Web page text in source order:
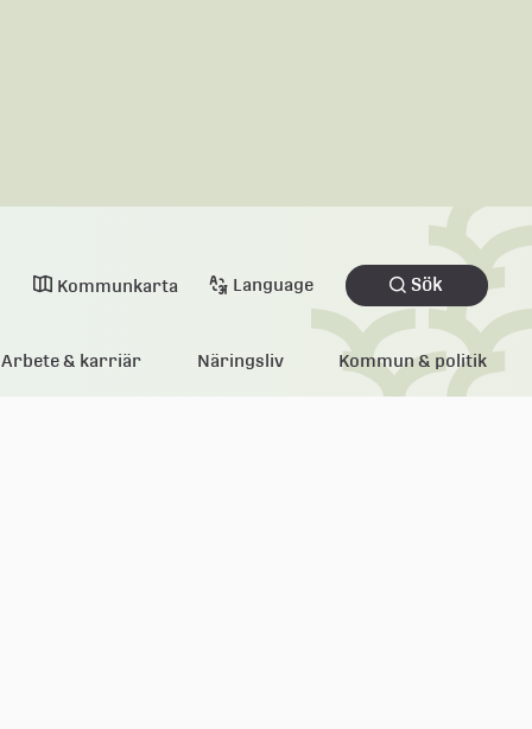
Kommunkarta Language Sök
Arbete & karriär Näringsliv Kommun & politik